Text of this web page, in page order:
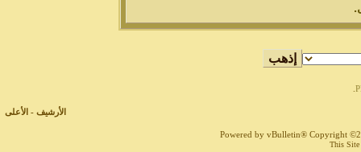
.
الأرشيف - الأعلى
Powered by vBulletin® Copyright
This Site